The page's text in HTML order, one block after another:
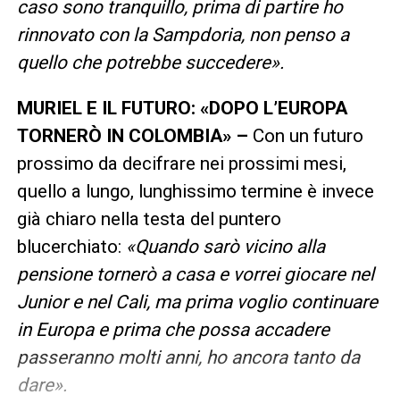
caso sono tranquillo, prima di partire ho
rinnovato con la Sampdoria, non penso a
quello che potrebbe succedere».
MURIEL E IL FUTURO: «DOPO L’EUROPA
TORNERÒ IN COLOMBIA» – Con un futuro
prossimo da decifrare nei prossimi mesi,
quello a lungo, lunghissimo termine è invece
già chiaro nella testa del puntero
blucerchiato: «Quando sarò vicino alla
pensione tornerò a casa e vorrei giocare nel
Junior e nel Cali, ma prima voglio continuare
in Europa e prima che possa accadere
passeranno molti anni, ho ancora tanto da
dare».